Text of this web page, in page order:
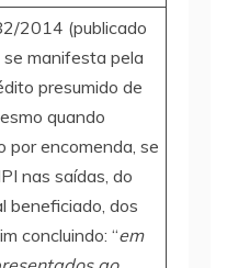
2014 (publicado
manifesta pela
presumido de
quando
por encomenda, se
nas saídas, do
beneficiado, dos
concluindo: “em